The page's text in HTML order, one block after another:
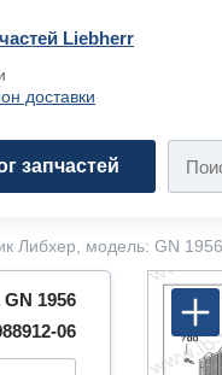
Liebherr
доставки
запчастей
Либхер, модель: GN
GN 1956
06